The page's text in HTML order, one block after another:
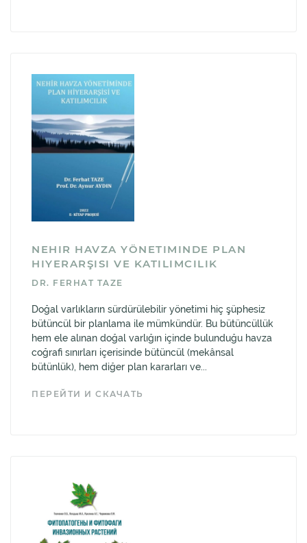
NEHIR HAVZA YÖNETIMINDE PLAN
HIYERARŞISI VE KATILIMCILIK
DR. FERHAT TAZE
Doğal varlıkların sürdürülebilir yönetimi hiç şüphesiz
bütüncül bir planlama ile mümkündür. Bu bütüncüllük
hem ele alınan doğal varlığın içinde bulunduğu havza
coğrafi sınırları içerisinde bütüncül (mekânsal
bütünlük), hem diğer plan kararları ve...
ПЕРЕЙТИ И СКАЧАТЬ